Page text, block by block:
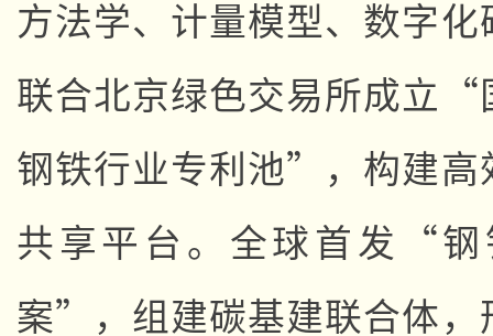
方法学、计量模型、数字
联合北京绿色交易所成立“
钢铁行业专利池”，构建高
共享平台。全球首发“钢
案”，组建碳基建联合体，